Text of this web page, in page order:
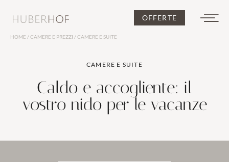
L’Huberhof
OFFERTE
HOME /CAMERE E PREZZI /CAMERE E SUITE
CAMERE E SUITE
Caldo e accogliente: il
vostro nido per le vacanze